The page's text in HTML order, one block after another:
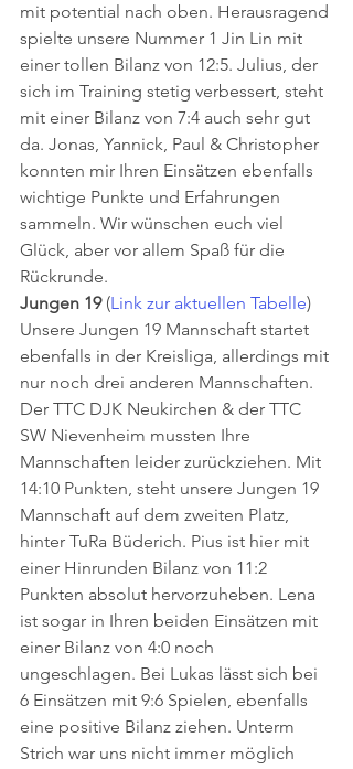
mit potential nach oben. Herausragend
spielte unsere Nummer 1 Jin Lin mit
einer tollen Bilanz von 12:5. Julius, der
sich im Training stetig verbessert, steht
mit einer Bilanz von 7:4 auch sehr gut
da. Jonas, Yannick, Paul & Christopher
konnten mir Ihren Einsätzen ebenfalls
wichtige Punkte und Erfahrungen
sammeln. Wir wünschen euch viel
Glück, aber vor allem Spaß für die
Rückrunde.
Jungen 19 (Link zur aktuellen Tabelle)
Unsere Jungen 19 Mannschaft startet
ebenfalls in der Kreisliga, allerdings mit
nur noch drei anderen Mannschaften.
Der TTC DJK Neukirchen & der TTC
SW Nievenheim mussten Ihre
Mannschaften leider zurückziehen. Mit
14:10 Punkten, steht unsere Jungen 19
Mannschaft auf dem zweiten Platz,
hinter TuRa Büderich. Pius ist hier mit
einer Hinrunden Bilanz von 11:2
Punkten absolut hervorzuheben. Lena
ist sogar in Ihren beiden Einsätzen mit
einer Bilanz von 4:0 noch
ungeschlagen. Bei Lukas lässt sich bei
6 Einsätzen mit 9:6 Spielen, ebenfalls
eine positive Bilanz ziehen. Unterm
Strich war uns nicht immer möglich